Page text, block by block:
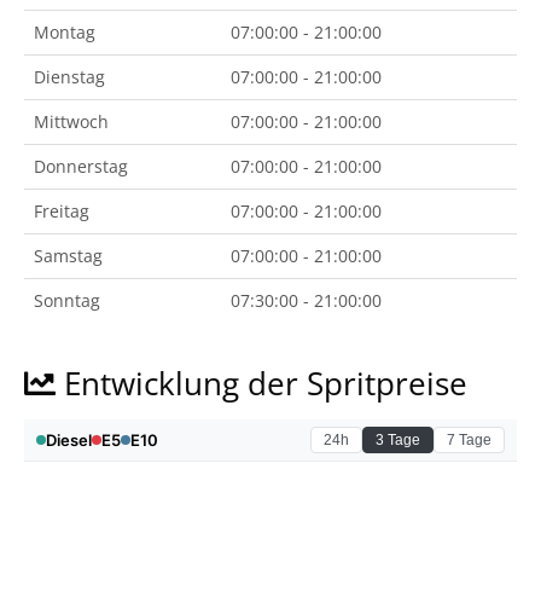
Montag
07:00:00 - 21:00:00
Dienstag
07:00:00 - 21:00:00
Mittwoch
07:00:00 - 21:00:00
Donnerstag
07:00:00 - 21:00:00
Freitag
07:00:00 - 21:00:00
Samstag
07:00:00 - 21:00:00
Sonntag
07:30:00 - 21:00:00
Entwicklung der Spritpreise